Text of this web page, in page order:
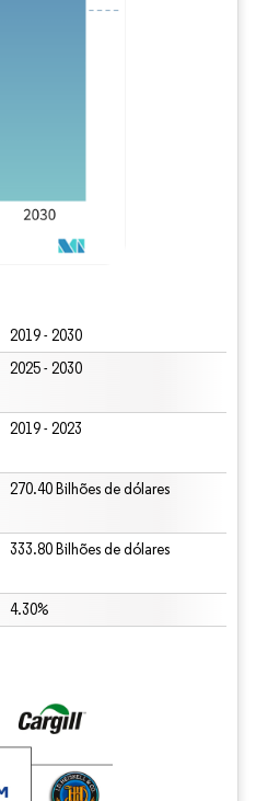
2019 - 2030
2025 - 2030
2019 - 2023
270.40 Bilhões de dólares
333.80 Bilhões de dólares
4.30%